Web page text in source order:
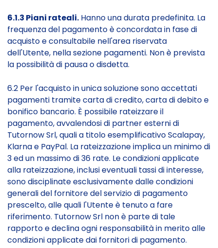
6.1.3 Piani rateali. Hanno una durata predefinita. La
frequenza del pagamento è concordata in fase di
acquisto e consultabile nell'area riservata
dell'Utente, nella sezione pagamenti. Non è prevista
la possibilità di pausa o disdetta.
6.2 Per l'acquisto in unica soluzione sono accettati
pagamenti tramite carta di credito, carta di debito e
bonifico bancario. È possibile rateizzare il
pagamento, avvalendosi di partner esterni di
Tutornow Srl, quali a titolo esemplificativo Scalapay,
Klarna e PayPal. La rateizzazione implica un minimo di
3 ed un massimo di 36 rate. Le condizioni applicate
alla rateizzazione, inclusi eventuali tassi di interesse,
sono disciplinate esclusivamente dalle condizioni
generali del fornitore del servizio di pagamento
prescelto, alle quali l'Utente è tenuto a fare
riferimento. Tutornow Srl non è parte di tale
rapporto e declina ogni responsabilità in merito alle
condizioni applicate dai fornitori di pagamento.